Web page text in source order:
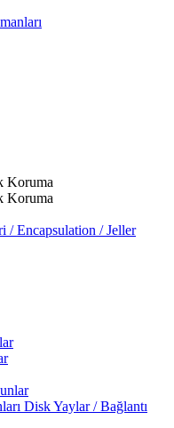
Koruma
Koruma
/ Encapsulation / Jeller
Disk Yaylar / Bağlantı